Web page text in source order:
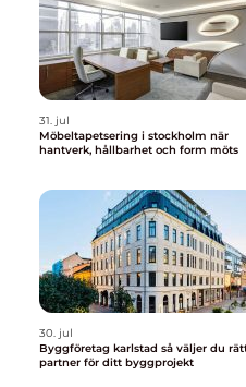
31. jul
Möbeltapetsering i stockholm när
hantverk, hållbarhet och form möts
30. jul
Byggföretag karlstad så väljer du rätt
partner för ditt byggprojekt